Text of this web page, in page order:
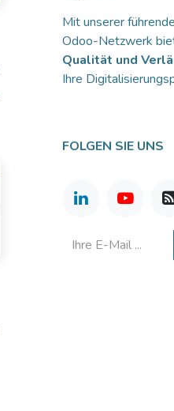
Mit unserer
Odoo-Netzwerk
Qualität und
Ihre
FOLGEN SIE UNS